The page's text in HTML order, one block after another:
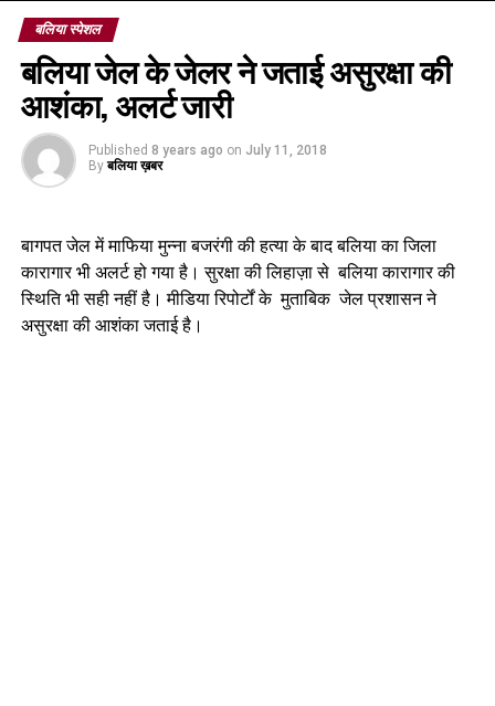
बलिया स्पेशल
बलिया जेल के जेलर ने जताई असुरक्षा की
आशंका, अलर्ट जारी
Published 8 years ago on July 11, 2018
By बलिया ख़बर
बागपत जेल में माफिया मुन्ना बजरंगी की हत्या के बाद बलिया का जिला
कारागार भी अलर्ट हो गया है। सुरक्षा की लिहाज़ा से बलिया कारागार की
स्थिति भी सही नहीं है। मीडिया रिपोर्टों के मुताबिक जेल प्रशासन ने
असुरक्षा की आशंका जताई है।